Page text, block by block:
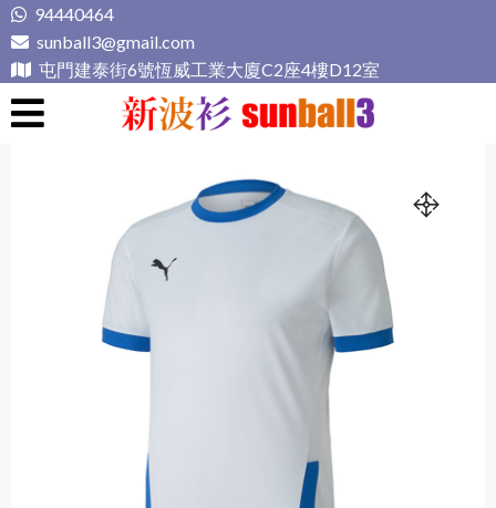
Skip
to
content
94440464
sunball3@gmail.com
屯門建泰街6號恆威工業大廈C2座4樓D12室